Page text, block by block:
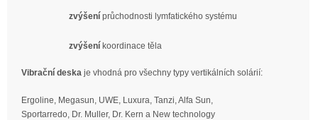
zvýšení průchodnosti lymfatického systému
zvýšení koordinace těla
Vibrační deska je vhodná pro všechny typy vertikálních solárií:
Ergoline, Megasun, UWE, Luxura, Tanzi, Alfa Sun,
Sportarredo, Dr. Muller, Dr. Kern a New technology